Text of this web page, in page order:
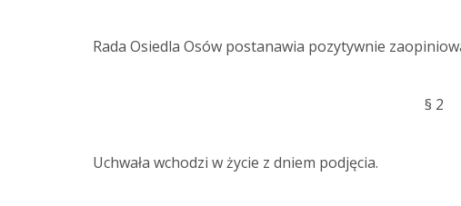
Rada Osiedla Osów postanawia pozytywnie
§ 2
Uchwała wchodzi w życie z dniem podjęcia.